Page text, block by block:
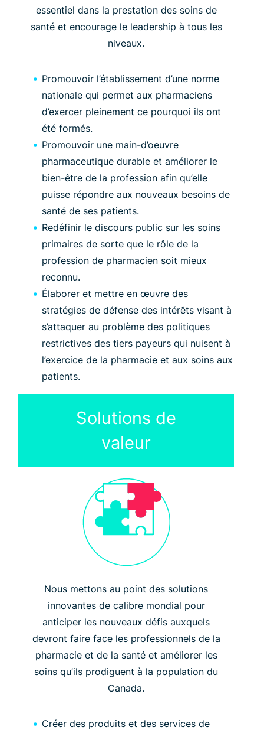
essentiel dans la prestation des soins de
santé et encourage le leadership à tous les
niveaux.
Promouvoir l’établissement d’une norme
nationale qui permet aux pharmaciens
d’exercer pleinement ce pourquoi ils ont
été formés.
Promouvoir une main-d’oeuvre
pharmaceutique durable et améliorer le
bien-être de la profession afin qu’elle
puisse répondre aux nouveaux besoins de
santé de ses patients.
Redéfinir le discours public sur les soins
primaires de sorte que le rôle de la
profession de pharmacien soit mieux
reconnu.
Élaborer et mettre en œuvre des
stratégies de défense des intérêts visant à
s’attaquer au problème des politiques
restrictives des tiers payeurs qui nuisent à
l’exercice de la pharmacie et aux soins aux
patients.
Solutions de
valeur
Nous mettons au point des solutions
innovantes de calibre mondial pour
anticiper les nouveaux défis auxquels
devront faire face les professionnels de la
pharmacie et de la santé et améliorer les
soins qu’ils prodiguent à la population du
Canada.
Créer des produits et des services de